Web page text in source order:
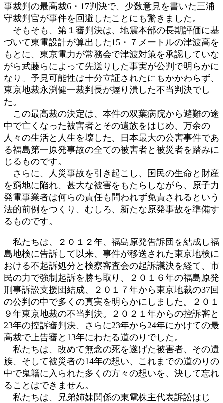
事裁判の最高裁6・17判決で、少数意見を書いた三浦
守裁判官が事件を回避したことにも驚きました。
そもそも、第１審判決は、地震本部の長期評価に基
づいて東電設計が算出した15・７メートルの津波高を
もとに、東京電力が常務会で津波対策を承認していな
がら武藤らによって先送りした事実が公判で明らかに
なり、予見可能性は十分立証されたにもかかわらず、
東京地裁永渕健一裁判長が握り潰した不当判決でし
た。
この最高裁の決定は、本件の双葉病院から避難の途
中で亡くなった被害者とその遺族をはじめ、万余の
人々の生活と人生を壊した、日本最大の公害事件であ
る福島第一原発事故の全ての被害者と被災者を踏みに
じるものです。
さらに、人災事故を引き起こし、国民の生命と財産
を窮地に陥れ、甚大な被害をもたらしながら、原子力
発電事業者は何らの責任も問われず免責されるという
法的前例をつくり、むしろ、新たな原発事故を準備す
るものです。
私たちは、２０１２年、福島原発告訴団を結成し福
島地検に告訴して以来、事件が移送された東京地検に
おける不起訴処分と検察審査会の起訴議決を経て、市
民の力で強制起訴を勝ち取り、２０１６年の福島原発
刑事訴訟支援団結成、２０１７年から東京地裁の37回
の公判の中で多くの真実を明らかにしました。２０１
９年東京地裁の不当判決。２０２１年からの控訴審と
23年の控訴審判決、さらに23年から24年にかけての最
高裁で上告審と13年にわたる道のりでした。
私たちは、改めて無念の死を遂げた被害者、その遺
族、そして被災者の14年の想い、これまでの道のりの
中で鬼籍に入られた多くの方々の想いを、決して忘れ
ることはできません。
私たちは、兄弟姉妹関係の東電株主代表訴訟はじ